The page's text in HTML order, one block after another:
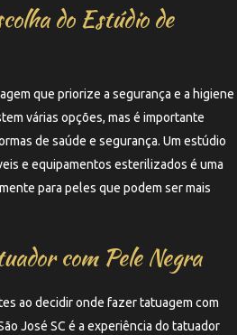
do Estúdio de
que priorize a segurança e a higiene
várias opções, mas é importante
de saúde e segurança. Um estúdio
e equipamentos esterilizados é uma
para peles que podem ser mais
com Pele Negra
ao decidir onde fazer tatuagem com
José SC é a experiência do tatuador